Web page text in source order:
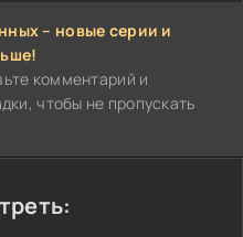
– новые серии и
комментарий и
чтобы не пропускать